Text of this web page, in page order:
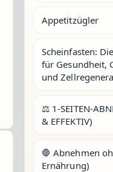
Appetitzügler
Scheinfasten:
für Gesundheit,
und
⚖️ 1-SEITEN-
& EFFEKTIV)
🛑 Abnehmen
Ernährung)